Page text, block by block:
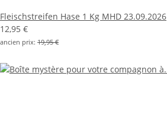
Fleischstreifen Hase 1 Kg MHD 23.09.2026
12,95 €
ancien prix: 19,95 €